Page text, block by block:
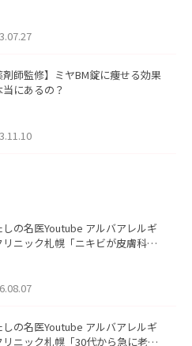
剤師監修】ミヤBM錠に痩せる効果
当にあるの？
しの名医Youtube アルバアレルギ
リニック札幌「ニキビが皮膚科で
た。
しの名医Youtube アルバアレルギ
リニック札幌「30代から急に老け